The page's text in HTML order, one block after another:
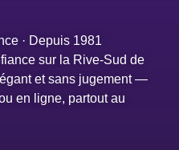
· Depuis 1981
sur la Rive-Sud de
et sans jugement —
en ligne, partout au